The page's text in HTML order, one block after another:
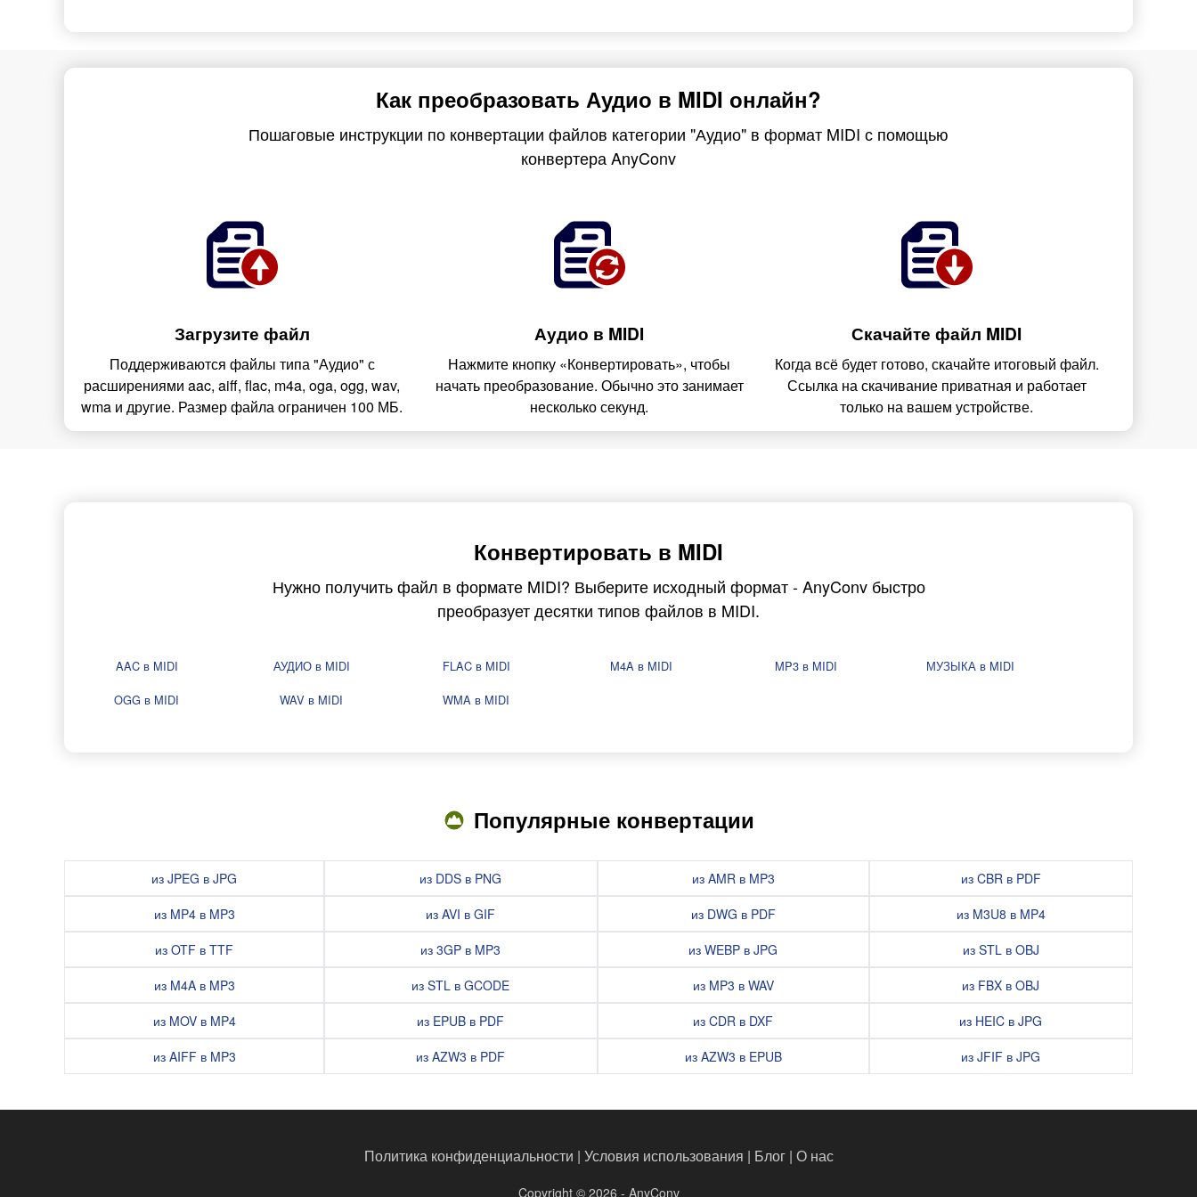
Как преобразовать Аудио в MIDI онлайн?
Пошаговые инструкции по конвертации файлов категории "Аудио" в формат MIDI с помощью
конвертера AnyConv
Загрузите файл
Поддерживаются файлы типа "Аудио" с
расширениями aac, aiff, flac, m4a, oga, ogg, wav,
wma и другие. Размер файла ограничен 100 МБ.
Аудио в MIDI
Нажмите кнопку «Конвертировать», чтобы
начать преобразование. Обычно это занимает
несколько секунд.
Скачайте файл MIDI
Когда всё будет готово, скачайте итоговый файл.
Ссылка на скачивание приватная и работает
только на вашем устройстве.
Конвертировать в MIDI
Нужно получить файл в формате MIDI? Выберите исходный формат - AnyConv быстро
преобразует десятки типов файлов в MIDI.
AAC в MIDI АУДИО в MIDI FLAC в MIDI M4A в MIDI MP3 в MIDI
МУЗЫКА в MIDI
OGG в MIDI
WAV в MIDI WMA в MIDI
Популярные конвертации
из JPEG в JPG
из MP4 в MP3
из OTF в TTF
из M4A в MP3
из MOV в MP4
из AIFF в MP3
из DDS в PNG
из AVI в GIF
из 3GP в MP3
из STL в GCODE
из EPUB в PDF
из AZW3 в PDF
из AMR в MP3
из DWG в PDF
из WEBP в JPG
из MP3 в WAV
из CDR в DXF
из AZW3 в EPUB
из CBR в PDF
из M3U8 в MP4
из STL в OBJ
из FBX в OBJ
из HEIC в JPG
из JFIF в JPG
Политика конфиденциальности | Условия использования | Блог| О нас
Copyright © 2026 - AnyConv